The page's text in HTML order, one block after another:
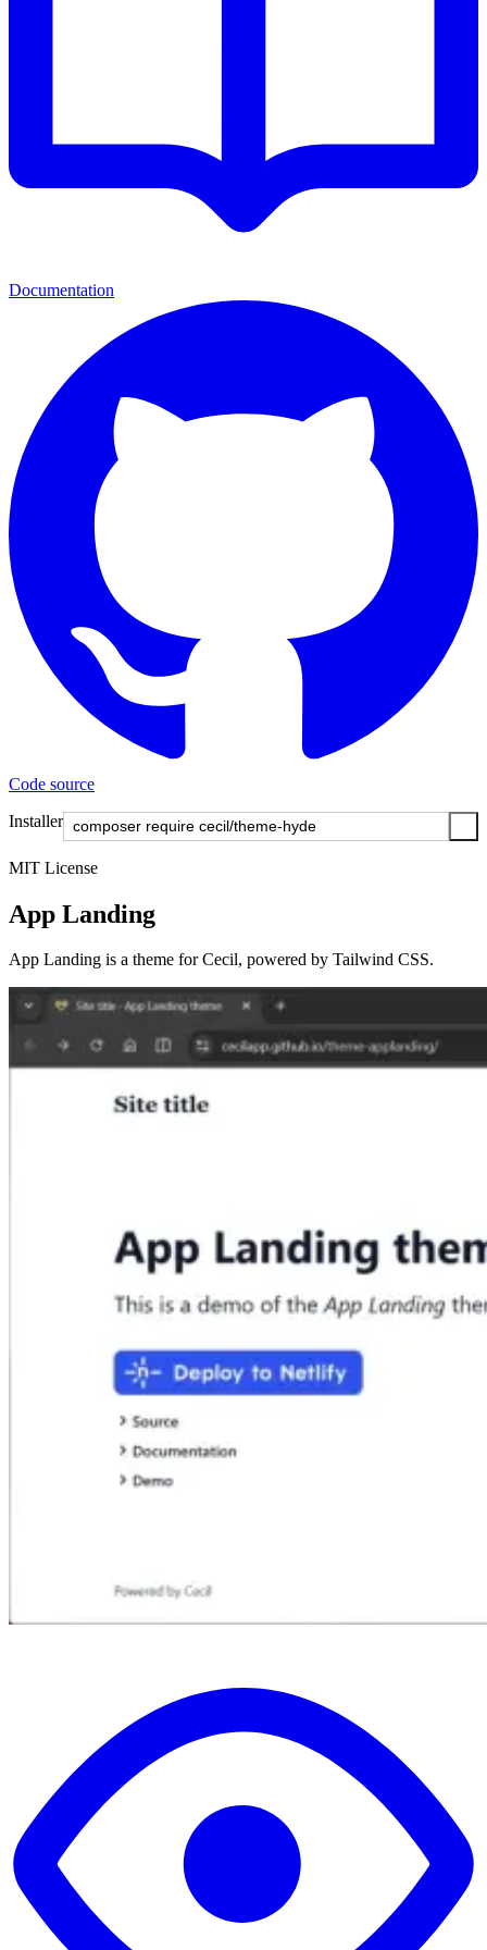
Documentation
Code source
Installer
MIT License
App Landing
App Landing is a theme for Cecil, powered by Tailwind CSS.